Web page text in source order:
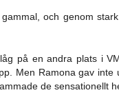
och genom
på en andra plats i
Men Ramona gav
de sensationellt